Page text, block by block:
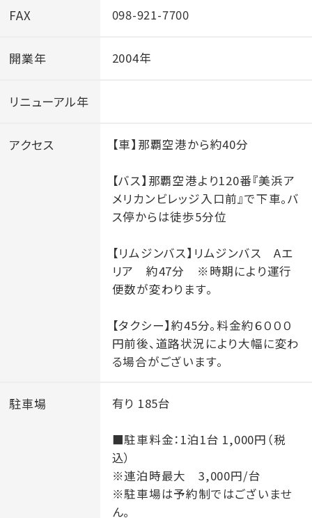
＼4月10日海開き！／
7月 1日～ 8月31日 09：00～18：00
10月 1日～ 11月30日 09：00～17：00
FAX 098-921-7700
開業年 2004年
リニューアル年
アクセス 【車】那覇空港から約40分
【バス】那覇空港より120番『美浜ア
メリカンビレッジ入口前』で下車。バ
ス停からは徒歩5分位
【リムジンバス】リムジンバス Aエ
リア 約47分 ※時期により運行
便数が変わります。
【タクシー】約45分。料金約６０００
円前後、道路状況により大幅に変わ
る場合がございます。
駐車場 有り 185台
■駐車料金：1泊1台 1,000円（税
込）
※連泊時最大 3,000円/台
※駐車場は予約制ではございませ
ん。